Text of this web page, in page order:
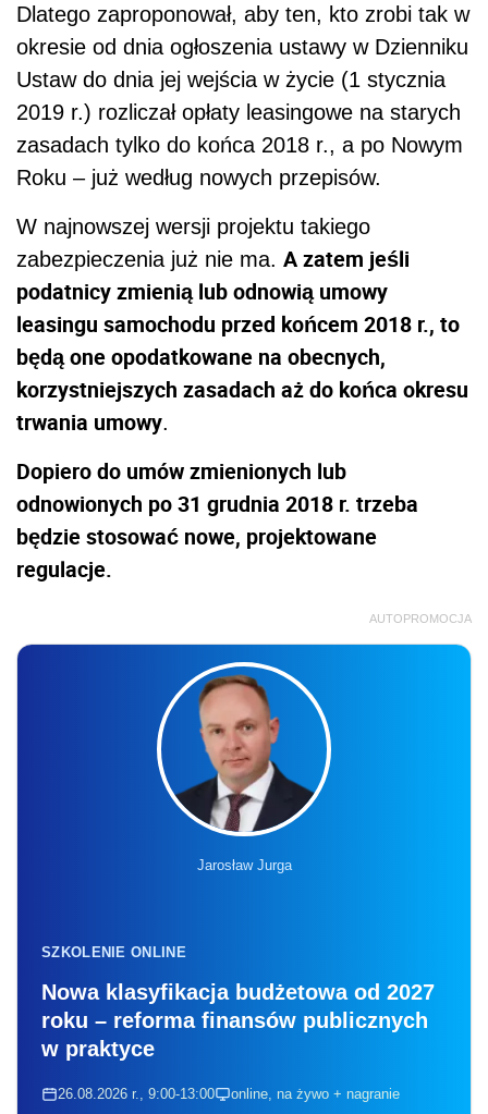
Dlatego zaproponował, aby ten, kto zrobi tak w
okresie od dnia ogłoszenia ustawy w Dzienniku
Ustaw do dnia jej wejścia w życie (1 stycznia
2019 r.) rozliczał opłaty leasingowe na starych
zasadach tylko do końca 2018 r., a po Nowym
Roku – już według nowych przepisów.
W najnowszej wersji projektu takiego
zabezpieczenia już nie ma. A zatem jeśli
podatnicy zmienią lub odnowią umowy
leasingu samochodu przed końcem 2018 r., to
będą one opodatkowane na obecnych,
korzystniejszych zasadach aż do końca okresu
trwania umowy.
Dopiero do umów zmienionych lub
odnowionych po 31 grudnia 2018 r. trzeba
będzie stosować nowe, projektowane
regulacje.
AUTOPROMOCJA
Jarosław Jurga
SZKOLENIE ONLINE
Nowa klasyfikacja budżetowa od 2027
roku – reforma finansów publicznych
w praktyce
26.08.2026 r., 9:00-13:00 online, na żywo + nagranie